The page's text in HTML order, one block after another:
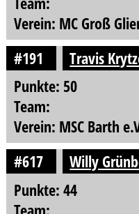
Verein: MC Groß
#191
Travis
Punkte: 50
Team:
Verein: MSC Barth
#617
Willy
Punkte: 44